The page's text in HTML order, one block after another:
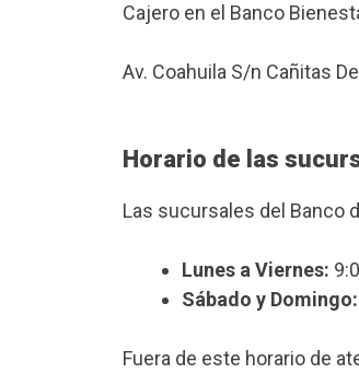
Cajero en el Banco
Av. Coahuila S/n Cañitas
Horario de las
Las sucursales del Banco
Lunes a Viernes:
Sábado y Domingo:
Fuera de este horario de